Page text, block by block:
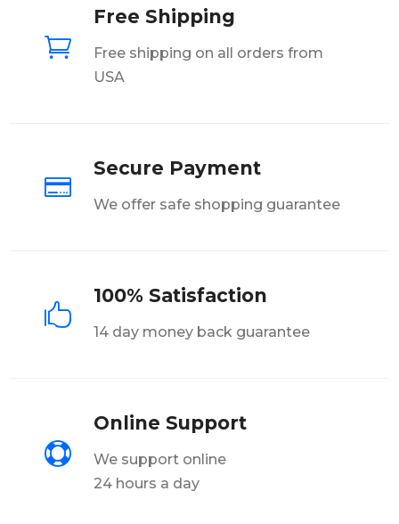

Free Shipping
Free shipping on all orders from
USA

Secure Payment
We offer safe shopping guarantee

100% Satisfaction
14 day money back guarantee

Online Support
We support online
24 hours a day